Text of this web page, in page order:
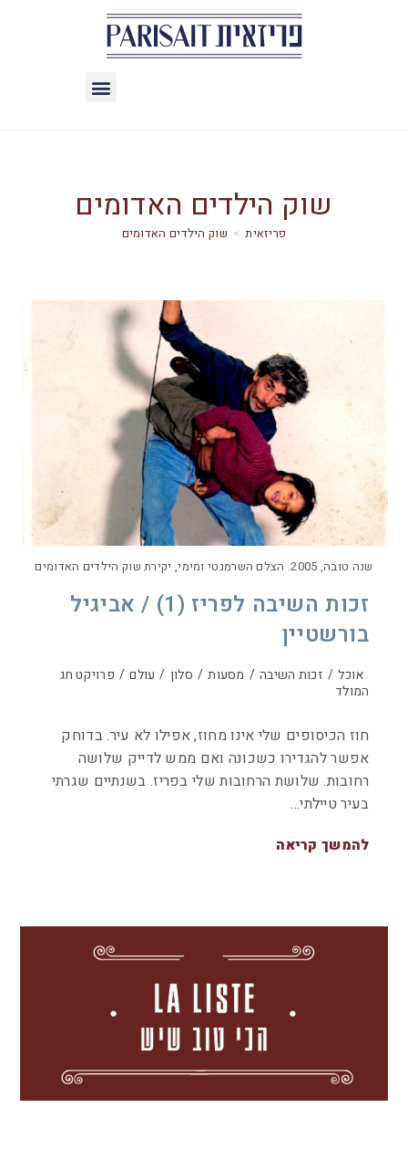
שוק הילדים האדומים
> שוק הילדים האדומים
שנה טובה, 2005. הצלם השרמנטי ומימי, יקירת שוק הילדים האדומים
זכות השיבה לפריז (1) / אביגיל
בורשטיין
אוכל / זכות השיבה / מסעות / סלון / עולם / פרויקט חג
המולד
חוז הכיסופים שלי אינו מחוז, אפילו לא עיר. בדוחק
אפשר להגדירו כשכונה ואם ממש לדייק שלושה
רחובות. שלושת הרחובות שלי בפריז. בשנתיים שגרתי
בעיר טיילתי…
להמשך קריאה